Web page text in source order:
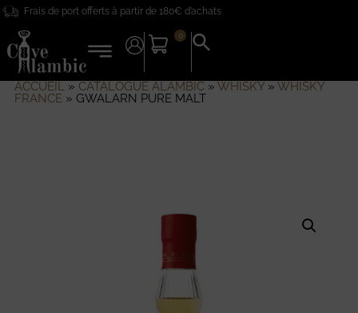
Frais de port offerts à partir de 180€ d’achats
0
Search
for:
ACCUEIL» CATALOGUE ALAMBIC» WHISKY» WHISKY
FRANCE» GWALARN PURE MALT